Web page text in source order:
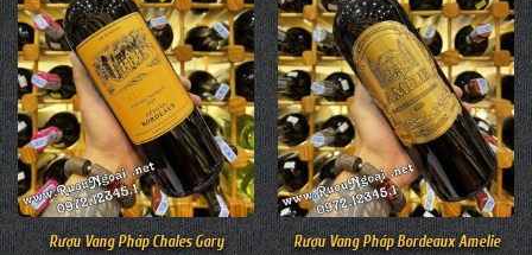
Rượu Vang Pháp Chales Gary
Rượu Vang Pháp Bordeaux Amelie